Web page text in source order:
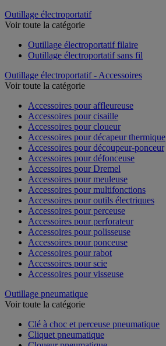
Outillage électroportatif
Voir toute la catégorie
Outillage électroportatif filaire
Outillage électroportatif sans fil
Outillage électroportatif - Accessoires
Voir toute la catégorie
Accessoires pour affleureuse
Accessoires pour cisaille
Accessoires pour cloueur
Accessoires pour décapeur thermique
Accessoires pour découpeur-ponceur
Accessoires pour défonceuse
Accessoires pour Dremel
Accessoires pour meuleuse
Accessoires pour multifonctions
Accessoires pour outils électriques
Accessoires pour perceuse
Accessoires pour perforateur
Accessoires pour polisseuse
Accessoires pour ponceuse
Accessoires pour rabot
Accessoires pour scie
Accessoires pour visseuse
Outillage pneumatique
Voir toute la catégorie
Clé à choc et perceuse pneumatique
Cliquet pneumatique